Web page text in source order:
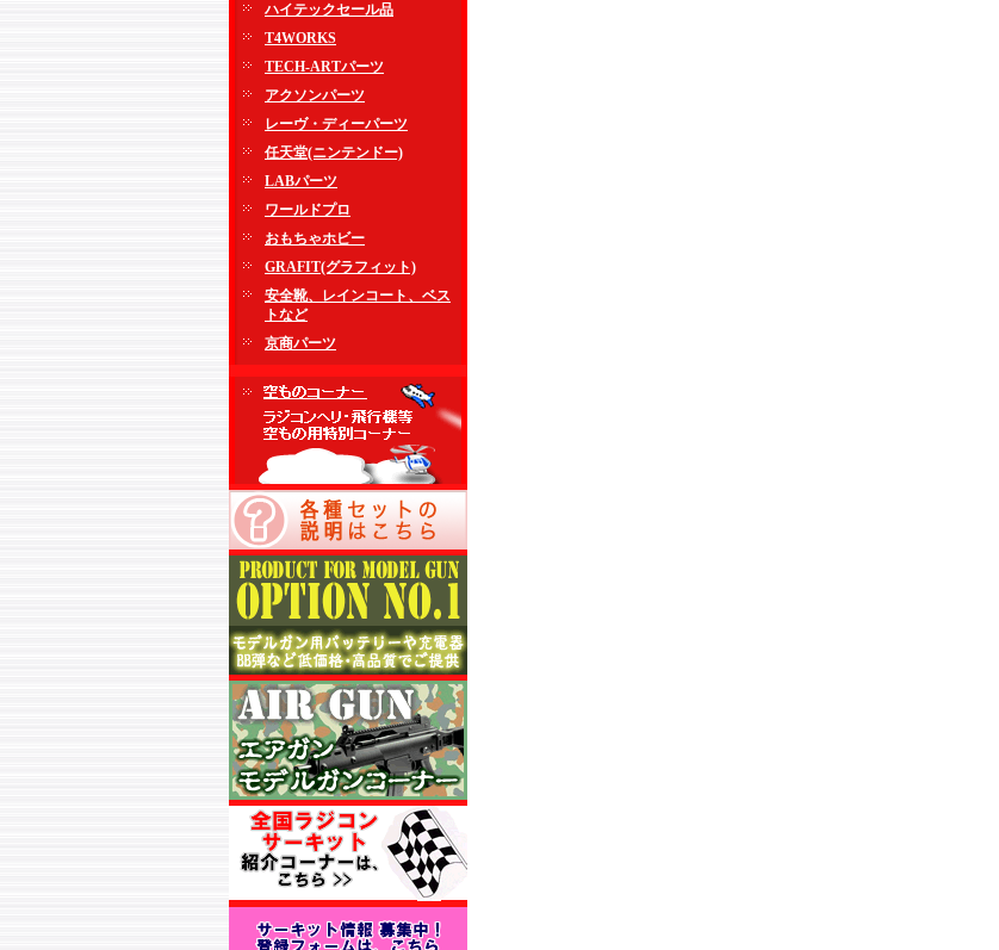
ハイテックセール品
T4WORKS
TECH-ARTパーツ
アクソンパーツ
レーヴ・ディーパーツ
任天堂(ニンテンドー)
LABパーツ
ワールドプロ
おもちゃホビー
GRAFIT(グラフィット)
安全靴、レインコート、ベス
トなど
京商パーツ